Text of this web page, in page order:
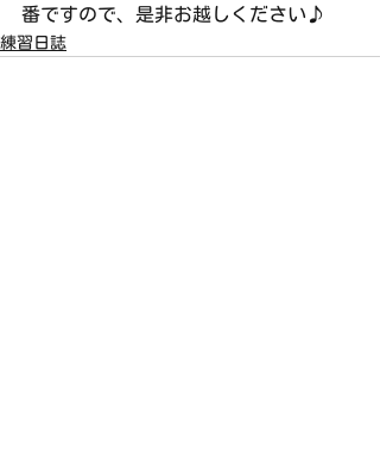
番ですので、是非お越しください♪
練習日誌